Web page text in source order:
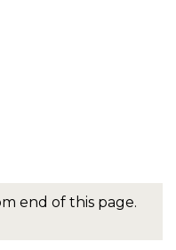
end of this page.